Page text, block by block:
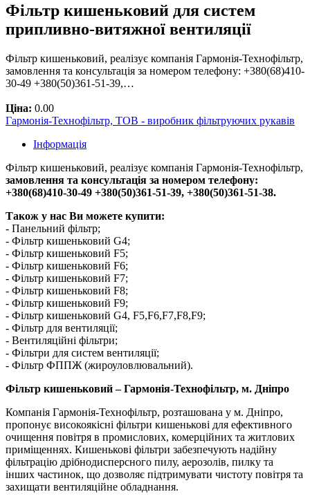
Фільтр кишеньковий для систем
припливно-витяжної вентиляції
Фільтр кишеньковий, реалізує компанія Гармонія-Технофільтр,
замовлення та консультація за номером телефону: +380(68)410-
30-49 +380(50)361-51-39,…
Ціна: 0.00
Гармонія-Технофільтр, ТОВ - виробник фільтруючих рукавів
Інформація
Фільтр кишеньковий, реалізує компанія Гармонія-Технофільтр,
замовлення та консультація за номером телефону:
+380(68)410-30-49 +380(50)361-51-39, +380(50)361-51-38.
Також у нас Ви можете купити:
- Панельний фільтр;
- Фільтр кишеньковий G4;
- Фільтр кишеньковий F5;
- Фільтр кишеньковий F6;
- Фільтр кишеньковий F7;
- Фільтр кишеньковий F8;
- Фільтр кишеньковий F9;
- Фільтр кишеньковий G4, F5,F6,F7,F8,F9;
- Фільтр для вентиляції;
- Вентиляційні фільтри;
- Фільтри для систем вентиляції;
- Фільтр ФППЖ (жироуловлювальний).
Фільтр кишеньковий – Гармонія-Технофільтр, м. Дніпро
Компанія Гармонія-Технофільтр, розташована у м. Дніпро,
пропонує високоякісні фільтри кишенькові для ефективного
очищення повітря в промислових, комерційних та житлових
приміщеннях. Кишенькові фільтри забезпечують надійну
фільтрацію дрібнодисперсного пилу, аерозолів, пилку та
інших частинок, що дозволяє підтримувати чистоту повітря та
захищати вентиляційне обладнання.